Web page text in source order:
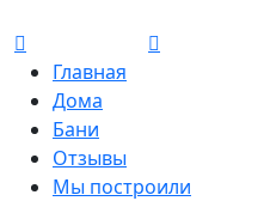
Главная
Дома
Бани
Отзывы
Мы построили